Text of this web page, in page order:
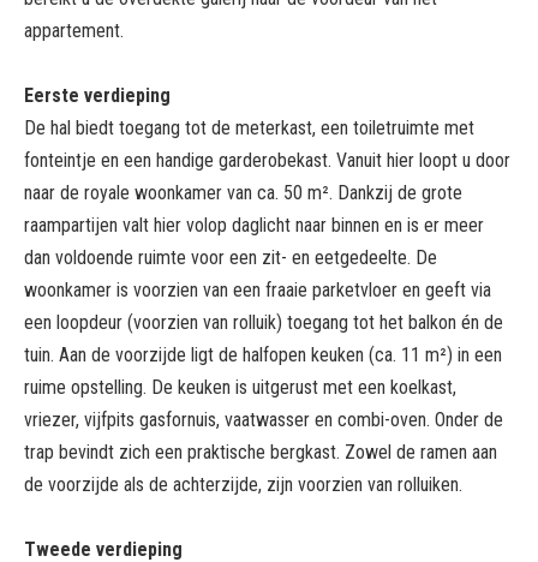
appartement.
Eerste verdieping
De hal biedt toegang tot de meterkast, een toiletruimte met
fonteintje en een handige garderobekast. Vanuit hier loopt u door
naar de royale woonkamer van ca. 50 m². Dankzij de grote
raampartijen valt hier volop daglicht naar binnen en is er meer
dan voldoende ruimte voor een zit- en eetgedeelte. De
woonkamer is voorzien van een fraaie parketvloer en geeft via
een loopdeur (voorzien van rolluik) toegang tot het balkon én de
tuin. Aan de voorzijde ligt de halfopen keuken (ca. 11 m²) in een
ruime opstelling. De keuken is uitgerust met een koelkast,
vriezer, vijfpits gasfornuis, vaatwasser en combi-oven. Onder de
trap bevindt zich een praktische bergkast. Zowel de ramen aan
de voorzijde als de achterzijde, zijn voorzien van rolluiken.
Tweede verdieping